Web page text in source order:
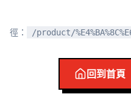
徑：
/product/
回到首頁